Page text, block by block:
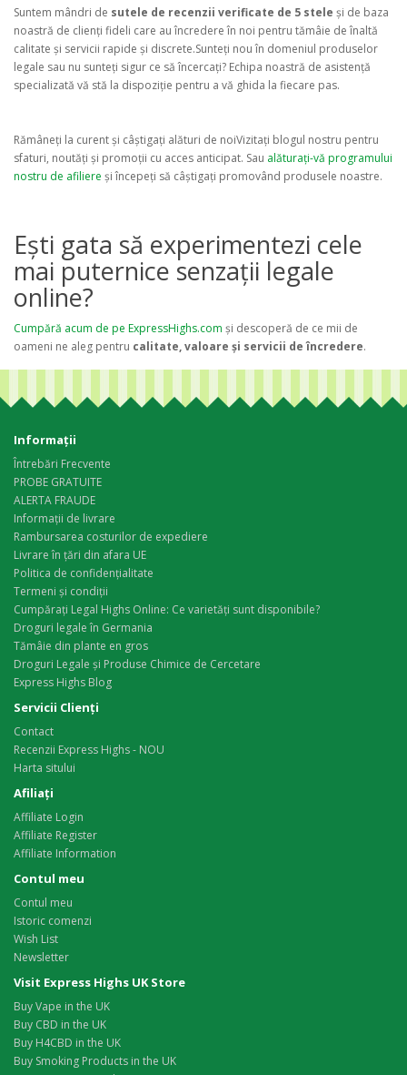
Suntem mândri de sutele de recenzii verificate de 5 stele și de baza
noastră de clienți fideli care au încredere în noi pentru tămâie de înaltă
calitate și servicii rapide și discrete.Sunteți nou în domeniul produselor
legale sau nu sunteți sigur ce să încercați? Echipa noastră de asistență
specializată vă stă la dispoziție pentru a vă ghida la fiecare pas.
Rămâneți la curent și câștigați alături de noiVizitați blogul nostru pentru
sfaturi, noutăți și promoții cu acces anticipat. Sau alăturați-vă programului
nostru de afiliere și începeți să câștigați promovând produsele noastre.
Ești gata să experimentezi cele
mai puternice senzații legale
online?
Cumpără acum de pe ExpressHighs.com și descoperă de ce mii de
oameni ne aleg pentru calitate, valoare și servicii de încredere.
Informaţii
Întrebări Frecvente
PROBE GRATUITE
ALERTA FRAUDE
Informații de livrare
Rambursarea costurilor de expediere
Livrare în țări din afara UE
Politica de confidențialitate
Termeni și condiții
Cumpărați Legal Highs Online: Ce varietăți sunt disponibile?
Droguri legale în Germania
Tămâie din plante en gros
Droguri Legale și Produse Chimice de Cercetare
Express Highs Blog
Servicii Clienţi
Contact
Recenzii Express Highs - NOU
Harta sitului
Afiliaţi
Affiliate Login
Affiliate Register
Affiliate Information
Contul meu
Contul meu
Istoric comenzi
Wish List
Newsletter
Visit Express Highs UK Store
Buy Vape in the UK
Buy CBD in the UK
Buy H4CBD in the UK
Buy Smoking Products in the UK